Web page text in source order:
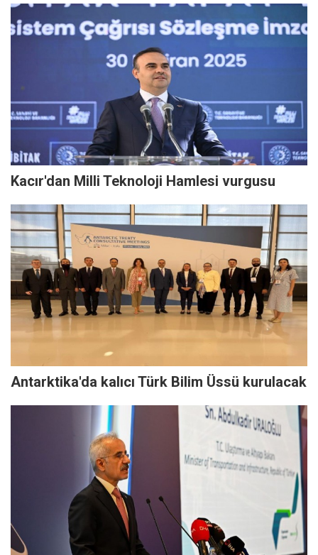
Kacır'dan Milli Teknoloji Hamlesi vurgusu
Antarktika'da kalıcı Türk Bilim Üssü kurulacak